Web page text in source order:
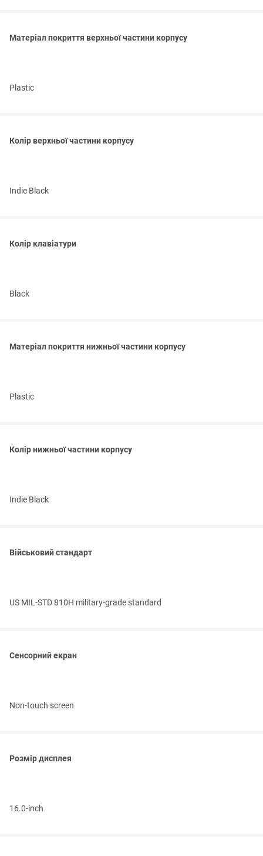
Матеріал покриття верхньої частини корпусу
Plastic
Колір верхньої частини корпусу
Indie Black
Колір клавіатури
Black
Матеріал покриття нижньої частини корпусу
Plastic
Колір нижньої частини корпусу
Indie Black
Військовий стандарт
US MIL-STD 810H military-grade standard
Сенсорний екран
Non-touch screen
Розмір дисплея
16.0-inch